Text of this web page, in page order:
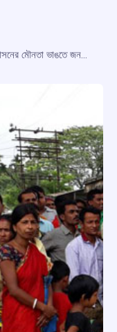
খোয়াই নদীর গর্ভে বিলীন হয়ে যাচ্ছে বহু বাড়িঘর, প্রশাসনের মৌনতা ভাঙতে জনতার পথ অবরোধ